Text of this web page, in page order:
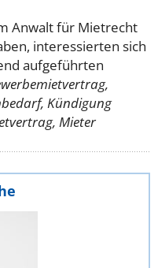
Anwalt für Mietrecht
interessierten sich
aufgeführten
Kündigung
Mieter